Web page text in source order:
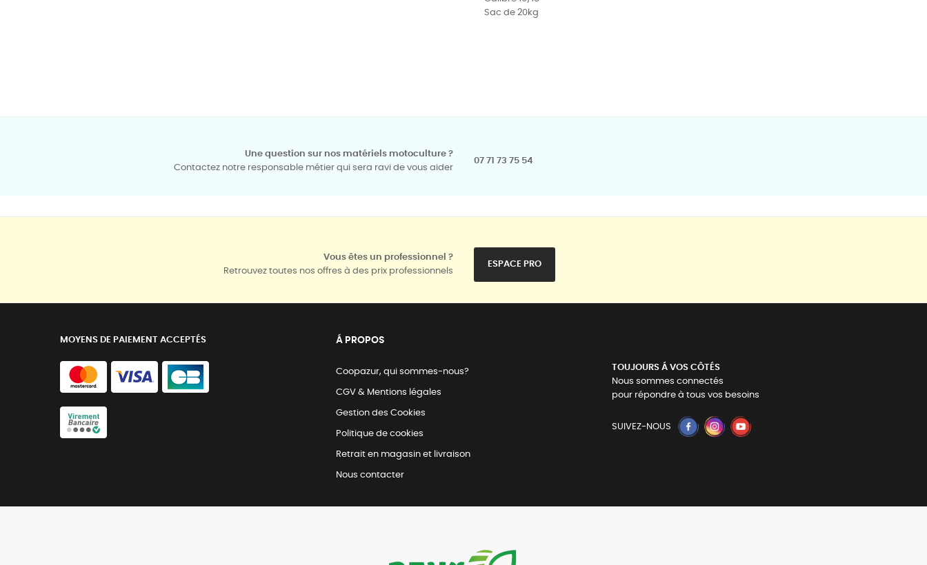
Sac de 20kg
Une question sur nos matériels motoculture ?
Contactez notre responsable métier qui sera ravi de vous aider
07 71 73 75 54
Vous êtes un professionnel ?
Retrouvez toutes nos offres à des prix professionnels
ESPACE PRO
MOYENS DE PAIEMENT ACCEPTÉS Á PROPOS
Coopazur, qui sommes-nous?
CGV & Mentions légales
Gestion des Cookies
Politique de cookies
Retrait en magasin et livraison
Nous contacter
TOUJOURS Á VOS CÔTÉS
Nous sommes connectés
pour répondre à tous vos besoins
SUIVEZ-NOUS